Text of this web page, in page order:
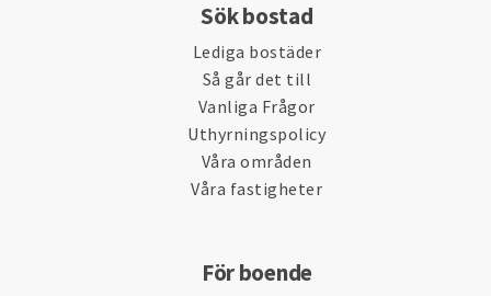
Sök bostad
Lediga bostäder
Så går det till
Vanliga Frågor
Uthyrningspolicy
Våra områden
Våra fastigheter
För boende